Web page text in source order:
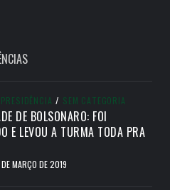
PRESIDÊNCIA / SEM CATEGORIA
DE BOLSONARO: FOI
E LEVOU A TURMA TODA PRA
MARÇO DE 2019